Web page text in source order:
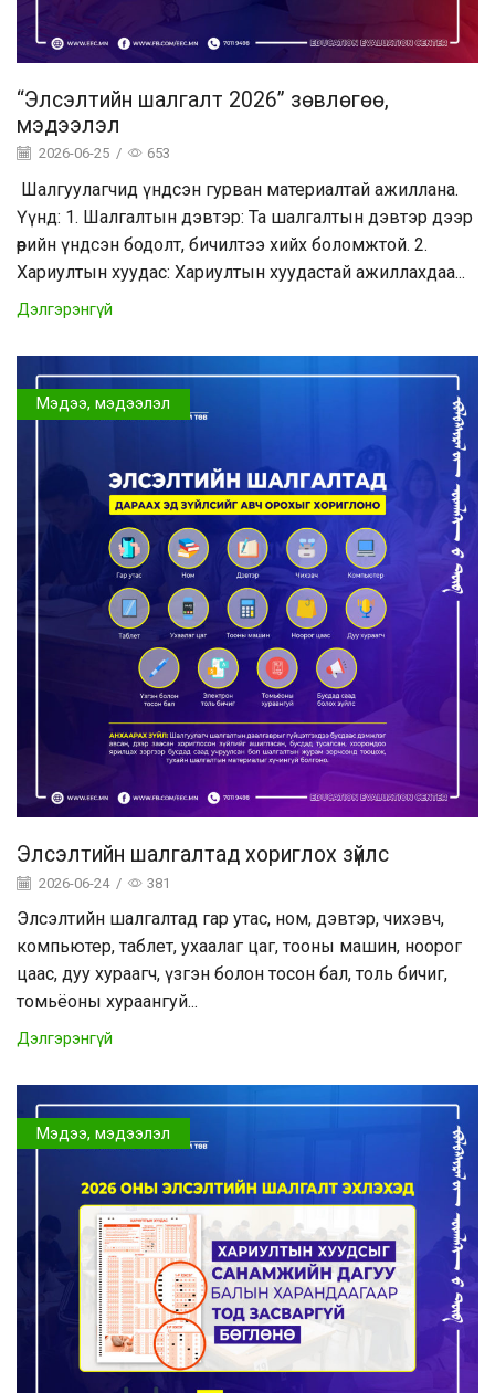
“Элсэлтийн шалгалт 2026” зөвлөгөө,
мэдээлэл
2026-06-25 / 653
Шалгуулагчид үндсэн гурван материалтай ажиллана.
Үүнд: 1. Шалгалтын дэвтэр: Та шалгалтын дэвтэр дээр
өөрийн үндсэн бодолт, бичилтээ хийх боломжтой. 2.
Хариултын хуудас: Хариултын хуудастай ажиллахдаа...
Дэлгэрэнгүй
Мэдээ, мэдээлэл
Элсэлтийн шалгалтад хориглох зүйлс
2026-06-24 / 381
Элсэлтийн шалгалтад гар утас, ном, дэвтэр, чихэвч,
компьютер, таблет, ухаалаг цаг, тооны машин, ноорог
цаас, дуу хураагч, үзгэн болон тосон бал, толь бичиг,
томьёоны хураангуй...
Дэлгэрэнгүй
Мэдээ, мэдээлэл